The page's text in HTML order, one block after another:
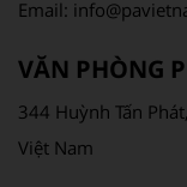
Email:
VĂN PHÒNG
344 Huỳnh Tấn
Việt Nam